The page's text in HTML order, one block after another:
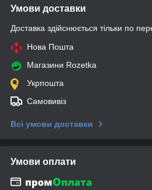
Умови доставки
Доставка здійснюється тільки по
Нова Пошта
Магазини Rozetka
Укрпошта
Самовивіз
Всі умови доставки
Умови оплати